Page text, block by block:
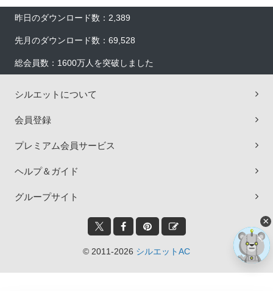
昨日のダウンロード数：2,389
先月のダウンロード数：69,528
総会員数：1600万人を突破しました
シルエットについて
会員登録
プレミアム会員サービス
ヘルプ＆ガイド
グループサイト
© 2011-2026 シルエットAC
×